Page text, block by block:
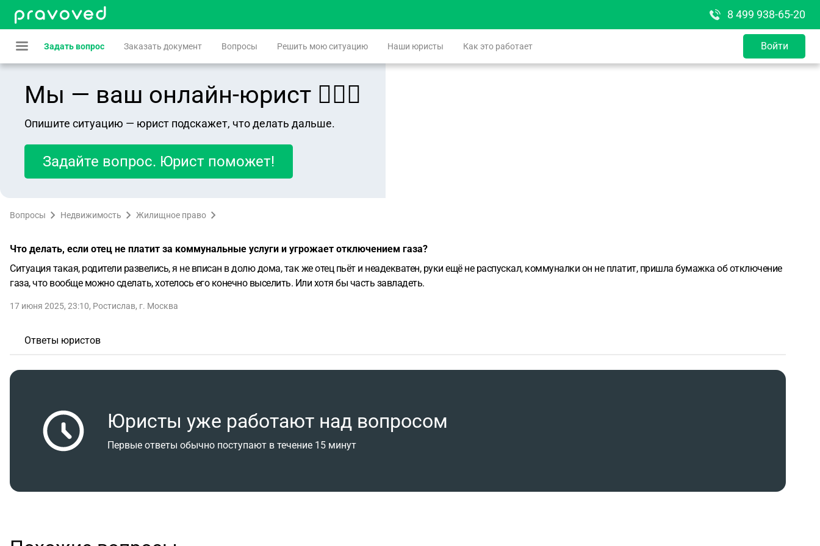
8 499 938-65-20
Задать вопрос Заказать документ Вопросы Решить мою ситуацию Наши юристы Как это работает Войти
Мы — ваш онлайн-юрист 👨🏻‍⚖️
Опишите ситуацию — юрист подскажет, что делать дальше.
Задайте вопрос. Юрист поможет!
Вопросы Недвижимость Жилищное право
Что делать, если отец не платит за коммунальные услуги и угрожает отключением газа?
Ситуация такая, родители развелись, я не вписан в долю дома, так же отец пьёт и неадекватен, руки ещё не распускал, коммуналки он не платит, пришла бумажка об отключение
газа, что вообще можно сделать, хотелось его конечно выселить. Или хотя бы часть завладеть.
17 июня 2025, 23:10, Ростислав, г. Москва
Ответы юристов
Юристы уже работают над вопросом
Первые ответы обычно поступают в течение 15 минут